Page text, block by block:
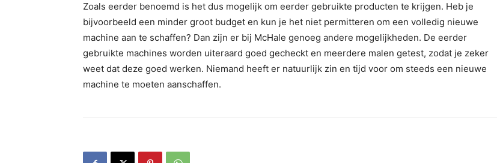
Zoals eerder benoemd is het dus mogelijk om eerder gebruikte producten te krijgen. Heb je
bijvoorbeeld een minder groot budget en kun je het niet permitteren om een volledig nieuwe
machine aan te schaffen? Dan zijn er bij McHale genoeg andere mogelijkheden. De eerder
gebruikte machines worden uiteraard goed gecheckt en meerdere malen getest, zodat je zeker
weet dat deze goed werken. Niemand heeft er natuurlijk zin en tijd voor om steeds een nieuwe
machine te moeten aanschaffen.